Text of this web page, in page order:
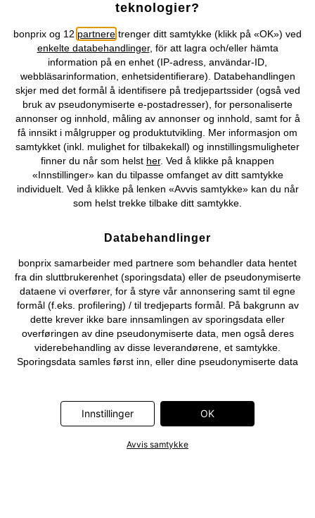
Du kan også finne oss på
Kjøpsvilkår Personopplysninger Cookie-innstillinger
Angre kjøp
© 2026 bonprix.
teknologier?
bonprix og 12 partnere trenger ditt samtykke (klikk på «OK») ved
enkelte databehandlinger, för att lagra och/eller hämta
information på en enhet (IP-adress, användar-ID,
webbläsarinformation, enhetsidentifierare). Databehandlingen
skjer med det formål å identifisere på tredjepartssider (også ved
bruk av pseudonymiserte e-postadresser), for personaliserte
annonser og innhold, måling av annonser og innhold, samt for å
få innsikt i målgrupper og produktutvikling. Mer informasjon om
samtykket (inkl. mulighet for tilbakekall) og innstillingsmuligheter
finner du når som helst her. Ved å klikke på knappen
«Innstillinger» kan du tilpasse omfanget av ditt samtykke
individuelt. Ved å klikke på lenken «Avvis samtykke» kan du når
som helst trekke tilbake ditt samtykke.
Databehandlinger
bonprix samarbeider med partnere som behandler data hentet
fra din sluttbrukerenhet (sporingsdata) eller de pseudonymiserte
dataene vi overfører, for å styre vår annonsering samt til egne
formål (f.eks. profilering) / til tredjeparts formål. På bakgrunn av
dette krever ikke bare innsamlingen av sporingsdata eller
overføringen av dine pseudonymiserte data, men også deres
viderebehandling av disse leverandørene, et samtykke.
Sporingsdata samles først inn, eller dine pseudonymiserte data
Adjust GmbH, Criteo SA, Flowbox AB, Google Ireland Ltd, Hurra
Communications GmbH, ID5 Technology Ltd, Meta Platforms
Ltd, RTB-House GmbH, Snap Group Ltd, TikTok Information
Innstillinger OK
Avvis samtykke